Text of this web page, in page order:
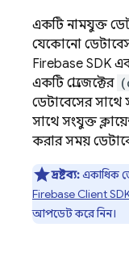
একটি নামযুক্ত
যেকোনো
Firebase SDK
একটি প্রোজেক্টের
ডেটাবেসের সাথে
সাথে সংযুক্ত
করার সময়
দ্রষ্টব্য:একাধিক
Firebase Client
আপডেট করে নিন।